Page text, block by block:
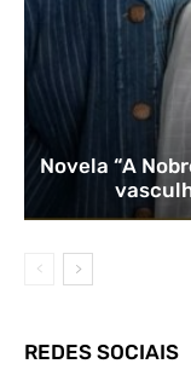
Novela “A
REDES SOCIAIS